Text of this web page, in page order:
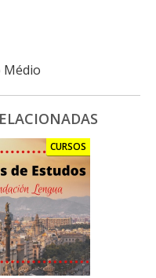
Médio
CURSOS